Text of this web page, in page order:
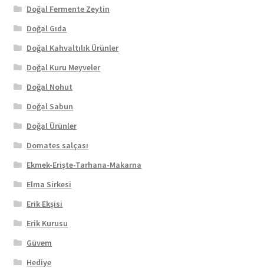
Doğal Fermente Zeytin
Doğal Gıda
Doğal Kahvaltılık Ürünler
Doğal Kuru Meyveler
Doğal Nohut
Doğal Sabun
Doğal Ürünler
Domates salçası
Ekmek-Erişte-Tarhana-Makarna
Elma Sirkesi
Erik Ekşisi
Erik Kurusu
Güvem
Hediye